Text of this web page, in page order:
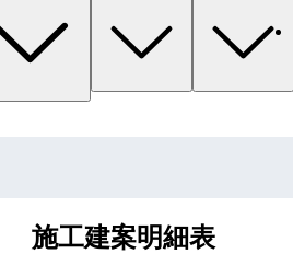
施工建案明細表